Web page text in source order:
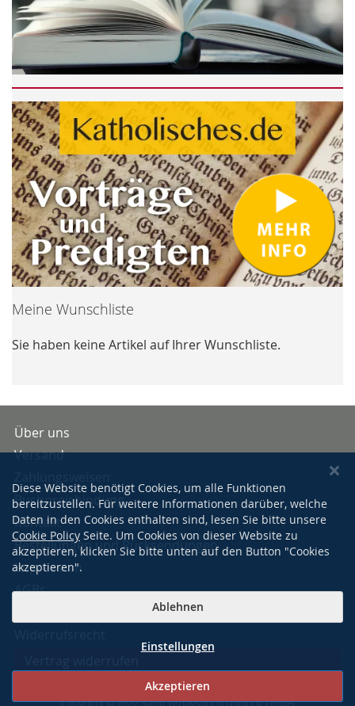
Meine Wunschliste
Sie haben keine Artikel auf Ihrer Wunschliste.
Über uns
Versand
Buchpreisbindung
Kontakt
Bestellungen und Rücksendungen
Impressum
AGBs
Copyright © 2022 Sarto Verlagsbuchhandlung GmbH
Diese Website benötigt Cookies, um alle Funktionen
bereitzustellen. Für weitere Informationen darüber, welche
Daten in den Cookies enthalten sind, lesen Sie bitte unsere
Cookie Policy Seite. Um Cookies von dieser Website zu
akzeptieren, klicken Sie bitte unten auf den Button "Cookies
akzeptieren".
Akzeptieren
Ablehnen
Einstellungen